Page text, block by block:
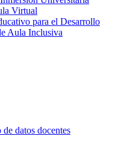
Virtual
para el Desarrollo
Aula Inclusiva
datos docentes